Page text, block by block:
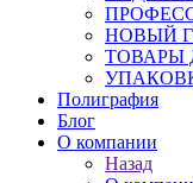
НОВЫЙ
ТОВАРЫ
Полиграфия
Блог
О компании
Назад